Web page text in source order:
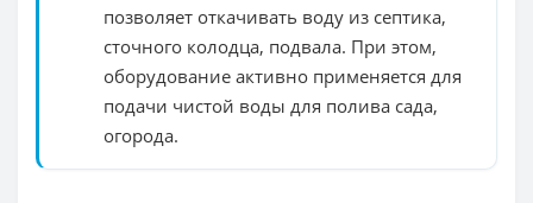
позволяет откачивать воду из септика,
сточного колодца, подвала. При этом,
оборудование активно применяется для
подачи чистой воды для полива сада,
огорода.